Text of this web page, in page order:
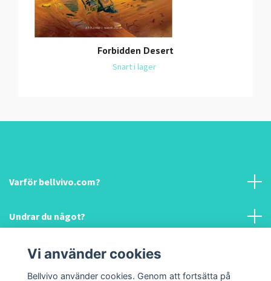
Forbidden Desert
Snart i lager
Varför bellvivo.com?
Undrar du något?
Information & hjälp!
Vi använder cookies
Bellvivo använder cookies. Genom att fortsätta på